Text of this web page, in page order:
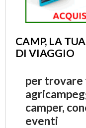
CAMP, LA
DI VIAGGIO
per trovare
camper,
eventi